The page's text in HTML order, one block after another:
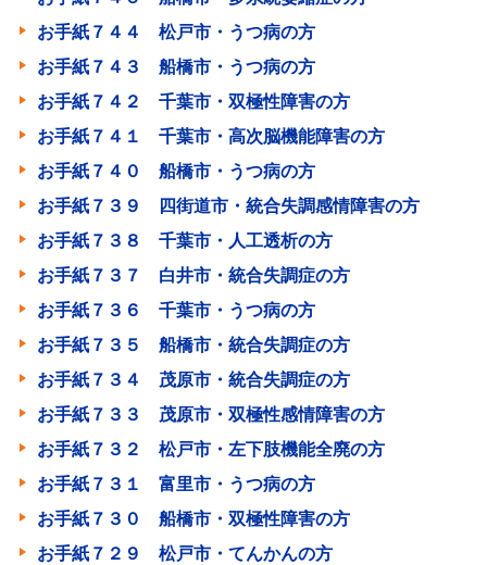
お手紙７４４ 松戸市・うつ病の方
お手紙７４３ 船橋市・うつ病の方
お手紙７４２ 千葉市・双極性障害の方
お手紙７４１ 千葉市・高次脳機能障害の方
お手紙７４０ 船橋市・うつ病の方
お手紙７３９ 四街道市・統合失調感情障害の方
お手紙７３８ 千葉市・人工透析の方
お手紙７３７ 白井市・統合失調症の方
お手紙７３６ 千葉市・うつ病の方
お手紙７３５ 船橋市・統合失調症の方
お手紙７３４ 茂原市・統合失調症の方
お手紙７３３ 茂原市・双極性感情障害の方
お手紙７３２ 松戸市・左下肢機能全廃の方
お手紙７３１ 富里市・うつ病の方
お手紙７３０ 船橋市・双極性障害の方
お手紙７２９ 松戸市・てんかんの方